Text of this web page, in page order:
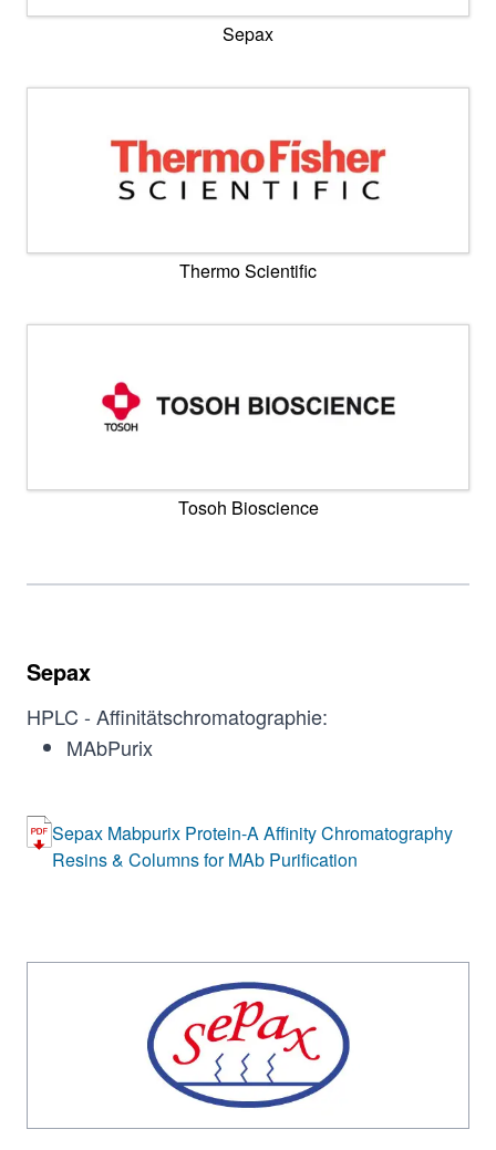
Sepax
Thermo Scientific
Tosoh Bioscience
Sepax
HPLC - Affinitätschromatographie:
MAbPurix
Sepax Mabpurix Protein-A Affinity Chromatography
Resins & Columns for MAb Purification